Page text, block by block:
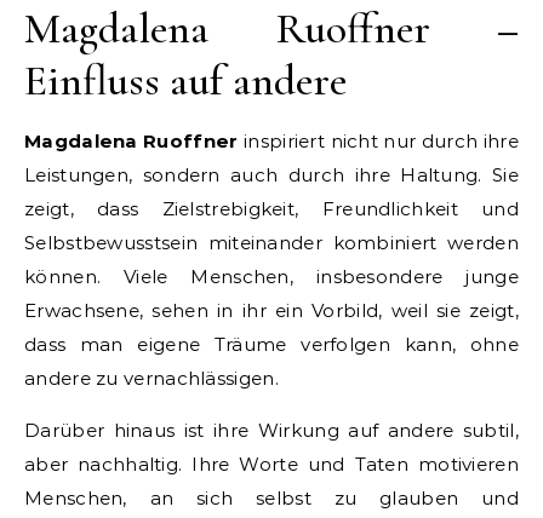
Magdalena Ruoffner –
Einfluss auf andere
Magdalena Ruoffner inspiriert nicht nur durch ihre
Leistungen, sondern auch durch ihre Haltung. Sie
zeigt, dass Zielstrebigkeit, Freundlichkeit und
Selbstbewusstsein miteinander kombiniert werden
können. Viele Menschen, insbesondere junge
Erwachsene, sehen in ihr ein Vorbild, weil sie zeigt,
dass man eigene Träume verfolgen kann, ohne
andere zu vernachlässigen.
Darüber hinaus ist ihre Wirkung auf andere subtil,
aber nachhaltig. Ihre Worte und Taten motivieren
Menschen, an sich selbst zu glauben und